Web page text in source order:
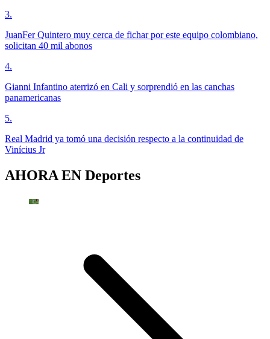
3.
JuanFer Quintero muy cerca de fichar por este equipo colombiano,
solicitan 40 mil abonos
4.
Gianni Infantino aterrizó en Cali y sorprendió en las canchas
panamericanas
5.
Real Madrid ya tomó una decisión respecto a la continuidad de
Vinícius Jr
AHORA EN Deportes